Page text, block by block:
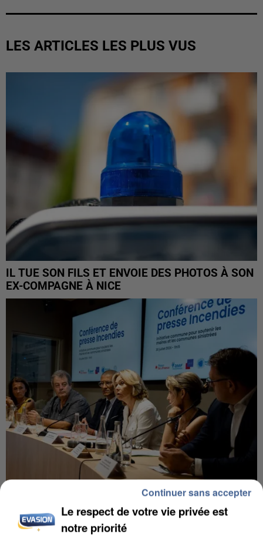
LES ARTICLES LES PLUS VUS
IL TUE SON FILS ET ENVOIE DES PHOTOS À SON
EX-COMPAGNE À NICE
INCENDIES : L’ÎLE-DE-FRANCE LANCE UN ÉLAN
DE SOLIDARITÉ AVEC LES...
Le respect de votre vie privée est
notre priorité
Continuer sans accepter